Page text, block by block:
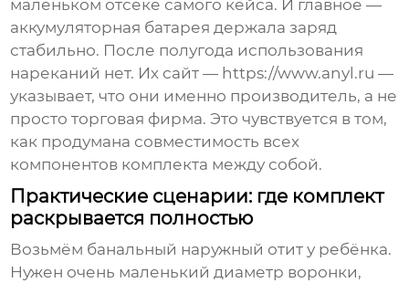
маленьком отсеке самого кейса. И главное —
аккумуляторная батарея держала заряд
стабильно. После полугода использования
нареканий нет. Их сайт — https://www.anyl.ru —
указывает, что они именно производитель, а не
просто торговая фирма. Это чувствуется в том,
как продумана совместимость всех
компонентов комплекта между собой.
Практические сценарии: где комплект
раскрывается полностью
Возьмём банальный наружный отит у ребёнка.
Нужен очень маленький диаметр воронки,